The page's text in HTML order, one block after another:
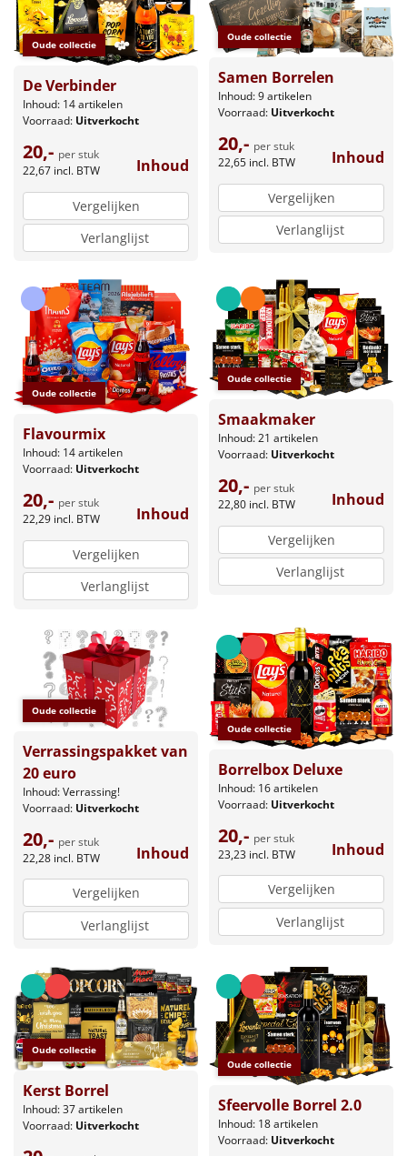
Oude collectie
De Verbinder
Inhoud: 14 artikelen
Voorraad: Uitverkocht
20,- per stuk
22,67 incl. BTW Inhoud
Vergelijken
Verlanglijst
Oude collectie
Samen Borrelen
Inhoud: 9 artikelen
Voorraad: Uitverkocht
20,- per stuk
22,65 incl. BTW Inhoud
Vergelijken
Verlanglijst
Oude collectie
Flavourmix
Inhoud: 14 artikelen
Voorraad: Uitverkocht
20,- per stuk
22,29 incl. BTW Inhoud
Vergelijken
Verlanglijst
Oude collectie
Smaakmaker
Inhoud: 21 artikelen
Voorraad: Uitverkocht
20,- per stuk
22,80 incl. BTW Inhoud
Vergelijken
Verlanglijst
Oude collectie
Verrassingspakket van
20 euro
Inhoud: Verrassing!
Voorraad: Uitverkocht
20,- per stuk
22,28 incl. BTW Inhoud
Vergelijken
Verlanglijst
Oude collectie
Borrelbox Deluxe
Inhoud: 16 artikelen
Voorraad: Uitverkocht
20,- per stuk
23,23 incl. BTW Inhoud
Vergelijken
Verlanglijst
Oude collectie
Kerst Borrel
Inhoud: 37 artikelen
Voorraad: Uitverkocht
Oude collectie
Sfeervolle Borrel 2.0
Inhoud: 18 artikelen
Voorraad: Uitverkocht